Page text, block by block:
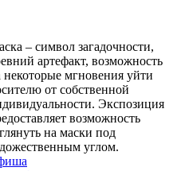
– символ загадочности,
артефакт, возможность
некоторые мгновения уйти
от собственной
Экспозиция
возможность
на маски под
углом.